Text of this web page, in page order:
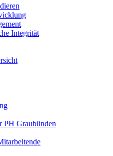
Integrität
PH Graubünden